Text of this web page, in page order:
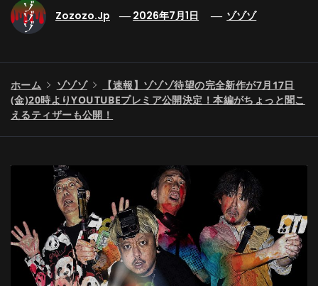
Zozozo.jp 2026年7月1日 ゾゾゾ
ホーム ゾゾゾ
【速報】ゾゾゾ待望の完全新作が7月17日
(金)20時よりYOUTUBEプレミア公開決定！本編がちょっと聞こ
えるティザーも公開！